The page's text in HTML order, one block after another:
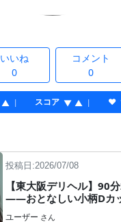
いいね
0
コメント
0
▲ | スコア ▼ ▲ | ♥
投稿日:2026/07/08
【東大阪デリヘル】90
——おとなしい小柄Dカ
果、ドブに捨てた話
ユーザー さん